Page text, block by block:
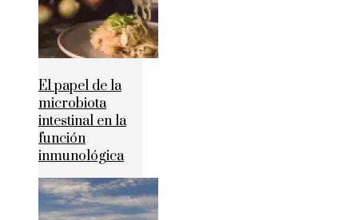
El papel de la
microbiota
intestinal en la
función
inmunológica